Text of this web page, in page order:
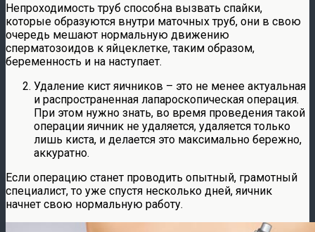
Непроходимость труб способна вызвать спайки,
которые образуются внутри маточных труб, они в свою
очередь мешают нормальную движению
сперматозоидов к яйцеклетке, таким образом,
беременность и на наступает.
Удаление кист яичников – это не менее актуальная
и распространенная лапароскопическая операция.
При этом нужно знать, во время проведения такой
операции яичник не удаляется, удаляется только
лишь киста, и делается это максимально бережно,
аккуратно.
Если операцию станет проводить опытный, грамотный
специалист, то уже спустя несколько дней, яичник
начнет свою нормальную работу.